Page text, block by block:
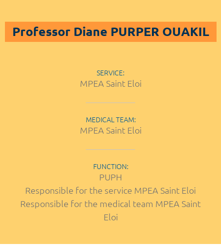
Professor Diane PURPER OUAKIL
SERVICE:
MPEA Saint Eloi
MEDICAL TEAM:
MPEA Saint Eloi
FUNCTION:
PUPH
Responsible for the service MPEA Saint Eloi
Responsible for the medical team MPEA Saint
Eloi